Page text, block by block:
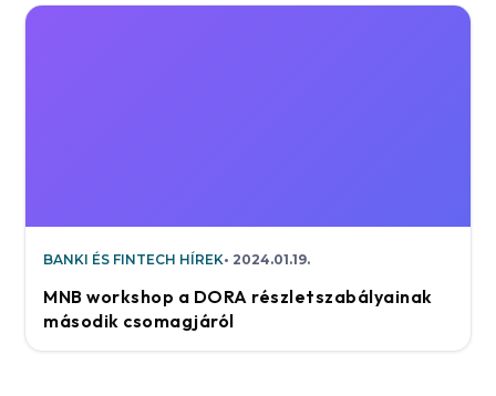
BANKI ÉS FINTECH HÍREK 2024.01.19.
MNB workshop a DORA részletszabályainak
második csomagjáról